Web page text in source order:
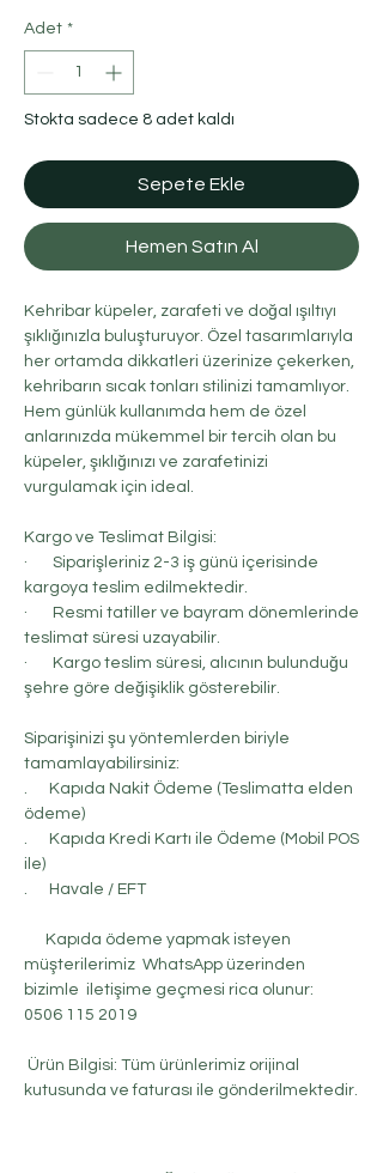
Adet *
Stokta sadece 8 adet kaldı
Sepete Ekle
Hemen Satın Al
Kehribar küpeler, zarafeti ve doğal ışıltıyı
şıklığınızla buluşturuyor. Özel tasarımlarıyla
her ortamda dikkatleri üzerinize çekerken,
kehribarın sıcak tonları stilinizi tamamlıyor.
Hem günlük kullanımda hem de özel
anlarınızda mükemmel bir tercih olan bu
küpeler, şıklığınızı ve zarafetinizi
vurgulamak için ideal.
Kargo ve Teslimat Bilgisi:
· Siparişleriniz 2-3 iş günü içerisinde
kargoya teslim edilmektedir.
· Resmi tatiller ve bayram dönemlerinde
teslimat süresi uzayabilir.
· Kargo teslim süresi, alıcının bulunduğu
şehre göre değişiklik gösterebilir.
Siparişinizi şu yöntemlerden biriyle
tamamlayabilirsiniz:
. Kapıda Nakit Ödeme (Teslimatta elden
ödeme)
. Kapıda Kredi Kartı ile Ödeme (Mobil POS
ile)
. Havale / EFT
Kapıda ödeme yapmak isteyen
müşterilerimiz WhatsApp üzerinden
bizimle iletişime geçmesi rica olunur:
0506 115 2019
Ürün Bilgisi: Tüm ürünlerimiz orijinal
kutusunda ve faturası ile gönderilmektedir.